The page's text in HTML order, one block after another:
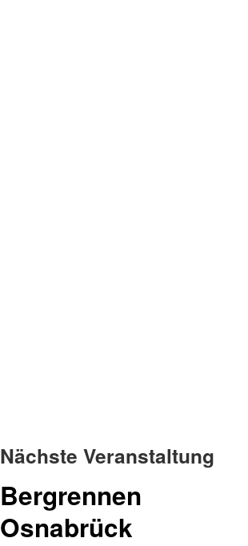
Nächste Veranstaltung
Bergrennen
Osnabrück